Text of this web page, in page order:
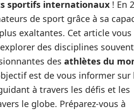
sportifs internationaux ! En
de sport grâce à sa
exaltantes. Cet article
des disciplines souvent
des athlètes du
est de vous informer sur
à travers les défis et les
le globe. Préparez-vous à